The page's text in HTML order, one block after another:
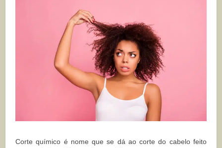
Corte químico é nome que se dá ao corte do cabelo feito